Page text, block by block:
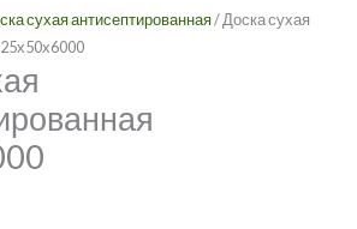
сухая антисептированная/ Доска сухая
Опции
выбрать
на
странице
товара.